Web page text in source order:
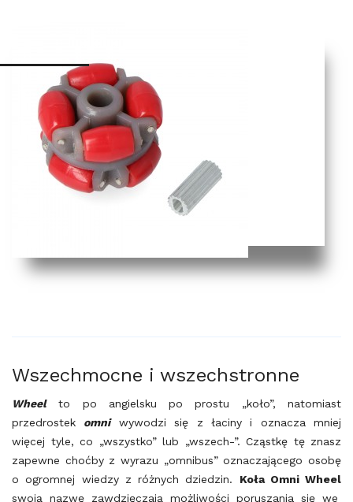
Wszechmocne i wszechstronne
Wheelto po angielsku po prostu „koło”, natomiast
przedrostek omniwywodzi się z łaciny i oznacza mniej
więcej tyle, co „wszystko” lub „wszech-”. Cząstkę tę znasz
zapewne choćby z wyrazu „omnibus” oznaczającego osobę
o ogromnej wiedzy z różnych dziedzin. Koła Omni Wheel
swoją nazwę zawdzięczają możliwości poruszania się we